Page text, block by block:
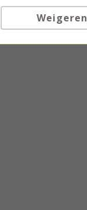
Weigeren